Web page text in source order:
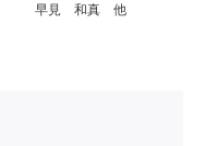
早見 和真 他